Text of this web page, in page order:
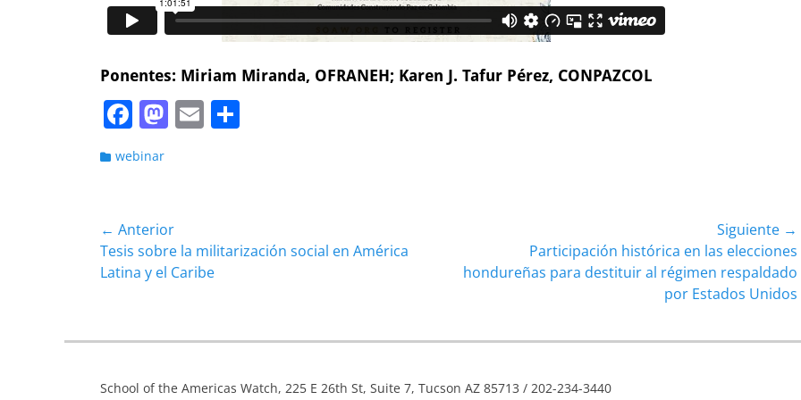
Ponentes: Miriam Miranda, OFRANEH; Karen J. Tafur Pérez, CONPAZCOL
F
a
c
b
o
o
M
d
o
n
E
tir
Categorias
webinar
Navegación
de
← Anterior
Entrada
anterior:
Tesis sobre la militarización social en América
Latina y el Caribe
Siguiente →
siguiente:
Participación histórica en las elecciones
hondureñas para destituir al régimen respaldado
por Estados Unidos
School of the Americas Watch, 225 E 26th St, Suite 7, Tucson AZ 85713 / 202-234-3440